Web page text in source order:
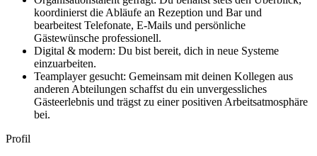
koordinierst die Abläufe an Rezeption und Bar und
bearbeitest Telefonate, E-Mails und persönliche
Gästewünsche professionell.
Digital & modern: Du bist bereit, dich in neue Systeme
einzuarbeiten.
Teamplayer gesucht: Gemeinsam mit deinen Kollegen aus
anderen Abteilungen schaffst du ein unvergessliches
Gästeerlebnis und trägst zu einer positiven Arbeitsatmosphäre
bei.
Profil